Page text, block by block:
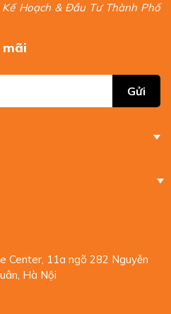
Hoạch & Đầu Tư Thành Phố
mãi
Gửi
Center, 11a ngõ 282 Nguyễn
Hà Nội